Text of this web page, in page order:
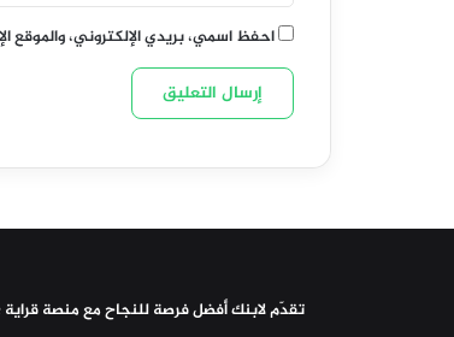
احفظ اسمي، بريدي الإلكتروني، والموقع
تقدّم لابنك أفضل فرصة للنجاح مع منصة قراية College: فروض مراقبة، فروض تأليفية، امتحانات جاهزة، وإصلاحات كاملة لجميع المستويات الإعدادية. كل ما يحتاجه التلميذ للمراجعة موجود في مكان واحد.